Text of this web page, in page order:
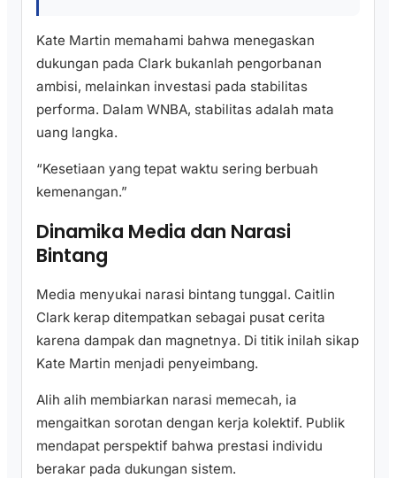
Kate Martin memahami bahwa menegaskan
dukungan pada Clark bukanlah pengorbanan
ambisi, melainkan investasi pada stabilitas
performa. Dalam WNBA, stabilitas adalah mata
uang langka.
“Kesetiaan yang tepat waktu sering berbuah
kemenangan.”
Dinamika Media dan Narasi
Bintang
Media menyukai narasi bintang tunggal. Caitlin
Clark kerap ditempatkan sebagai pusat cerita
karena dampak dan magnetnya. Di titik inilah sikap
Kate Martin menjadi penyeimbang.
Alih alih membiarkan narasi memecah, ia
mengaitkan sorotan dengan kerja kolektif. Publik
mendapat perspektif bahwa prestasi individu
berakar pada dukungan sistem.